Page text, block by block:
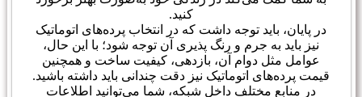
کنید.
در پایان، باید توجه داشت که در انتخاب پرده‌های اتوماتیک
نیز باید به جرم و رنگ پذیری آن توجه شود؛ با این حال،
عوامل مثل دوام آن، بازدهی، کیفیت ساخت و همچنین
قیمت پرده‌های اتوماتیک نیز دقت چندانی باید داشته باشید.
در منابع مختلف داخل شبکه، شما می‌توانید اطلاعات